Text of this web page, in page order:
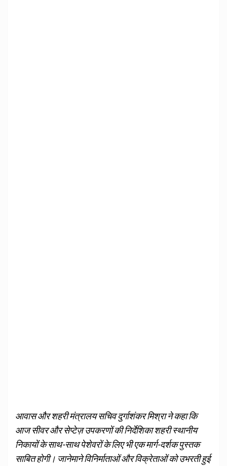
आवास और शहरी मंत्रालय सचिव दुर्गाशंकर मिश्रा ने कहा कि
आज सीवर और सेप्टेज़ उपकरणों की निर्देशिका शहरी स्‍थानीय
निकायों के साथ-साथ पेशेवरों के लिए भी एक मार्ग-दर्शक पुस्‍तक
साबित होगी। जानेमाने विनि‍र्माताओं और विक्रेताओं को उभरती हुई